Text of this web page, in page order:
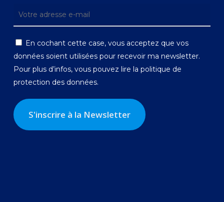
En cochant cette case, vous acceptez que vos
données soient utilisées pour recevoir ma newsletter.
Pour plus d’infos, vous pouvez lire la politique de
protection des données.